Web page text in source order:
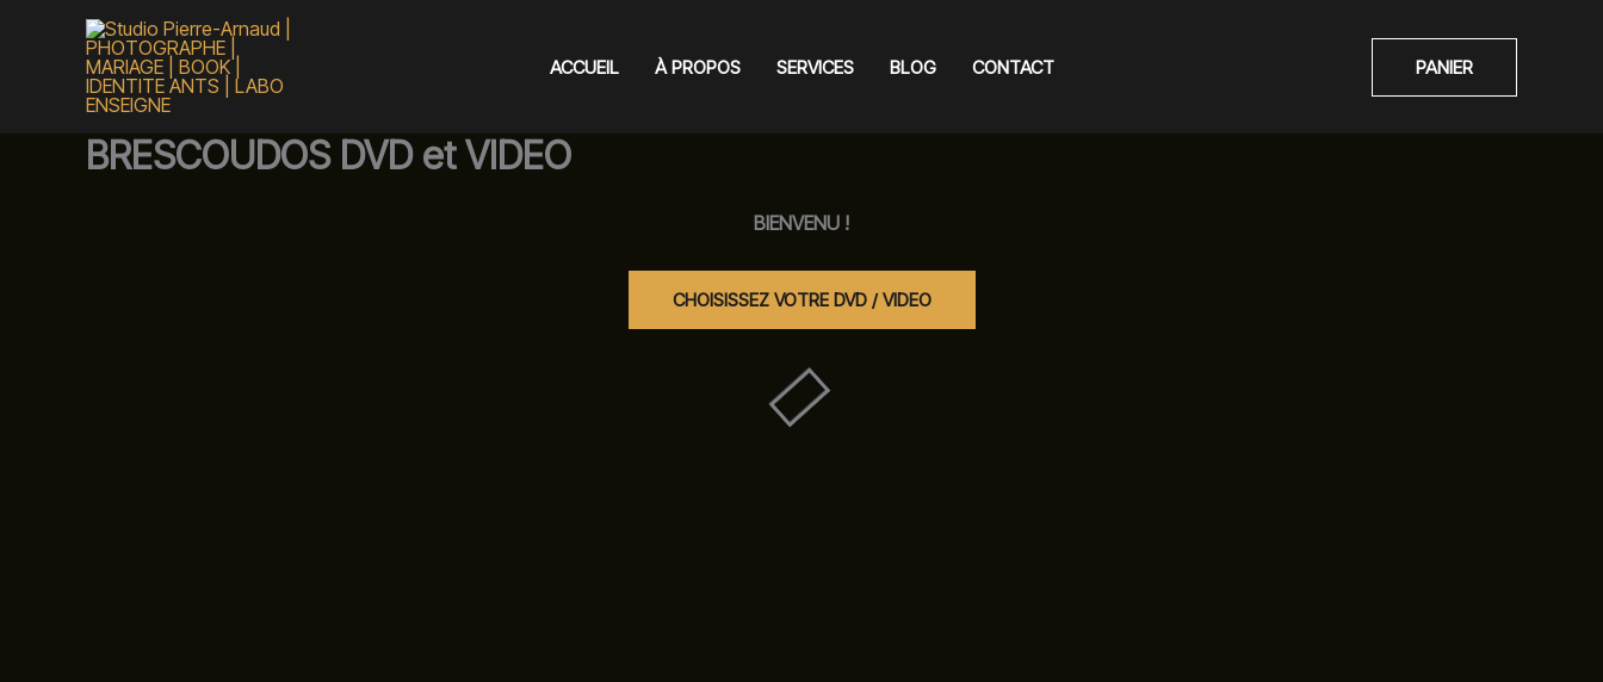
ACCUEIL À PROPOS SERVICES BLOG CONTACT PANIER
BRESCOUDOS DVD et VIDEO
BIENVENU !
CHOISISSEZ VOTRE DVD / VIDEO